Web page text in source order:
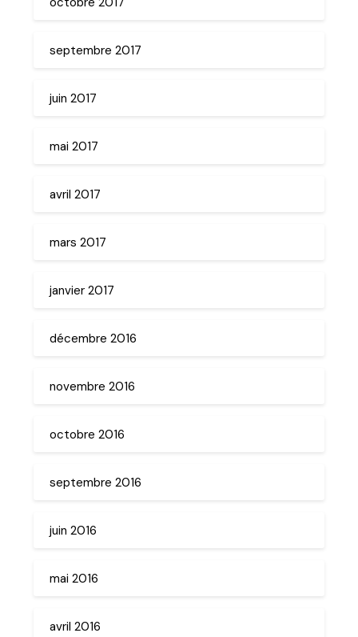
septembre 2017
juin 2017
mai 2017
avril 2017
mars 2017
janvier 2017
décembre 2016
novembre 2016
octobre 2016
septembre 2016
juin 2016
mai 2016
avril 2016